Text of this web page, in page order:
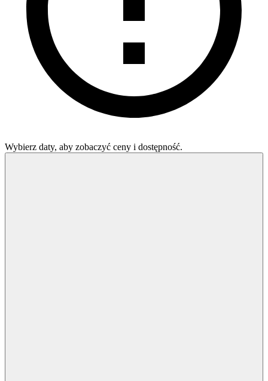
Wybierz daty, aby zobaczyć ceny i dostępność.